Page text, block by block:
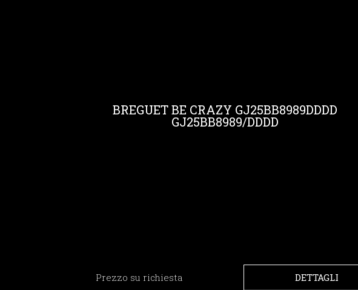
BREGUET BE CRAZY GJ25BB8989DDDD
GJ25BB8989/DDDD
Prezzo su richiesta DETTAGLI